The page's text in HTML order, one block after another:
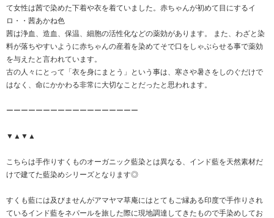
て女性は茜で染めた下着や衣を着ていました。赤ちゃんが初めて目にするイ
ロ・・茜あかね色
茜は浄血、造血、保温、細胞の活性化などの薬効があります。 また、わざと染
料が落ちやすいように赤ちゃんの産着を染めてそで口をしゃぶらせる事で薬効
を与えたと言われています。
古の人々にとって「衣を身にまとう」という事は、寒さや暑さをしのぐだけで
はなく、命にかかわる非常に大切なことだったと思われます。
ーーーーーーーーーーーーーーーーーー
▼▲▼▲
こちらは手作りすくものオーガニック藍染とは異なる、インド藍を天然素材だ
けで建てた藍染めシリーズとなります◎
すくも藍には及びませんがアマヤマ草庵にはとてもご縁ある印度で手作りされ
ているインド藍をネパールを旅した際に現地調達してきたもので手染めしてお